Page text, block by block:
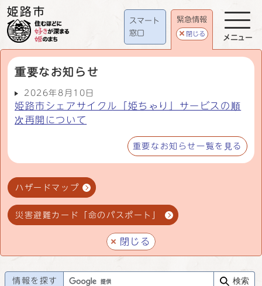
スマート
窓口
緊急情報
閉じる
重要なお知らせ
2026年8月10日
姫路市シェアサイクル「姫ちゃり」サービスの順
次再開について
重要なお知らせ一覧を見る
ハザードマップ
災害避難カード「命のパスポート」
閉じる
メニュー
情報を探す 検索